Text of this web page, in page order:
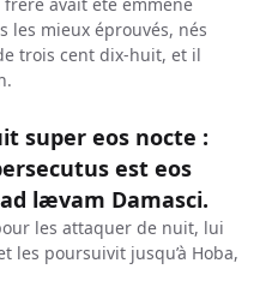
les mieux éprouvés, nés
trois cent dix-huit, et il
super eos nocte :
est eos
lævam Damasci.
les attaquer de nuit, lui
les poursuivit jusqu’à Hoba,